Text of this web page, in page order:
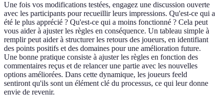
Une fois vos modifications testées, engagez une discussion ouverte
avec les participants pour recueillir leurs impressions. Qu'est-ce qui a
été le plus apprécié ? Qu'est-ce qui a moins fonctionné ? Cela peut
vous aider à ajuster les règles en conséquence. Un tableau simple à
remplir peut aider à structurer les retours des joueurs, en identifiant
des points positifs et des domaines pour une amélioration future.
Une bonne pratique consiste à ajuster les règles en fonction des
commentaires reçus et de relancer une partie avec les nouvelles
options améliorées. Dans cette dynamique, les joueurs feeld
sentiront qu'ils sont un élément clé du processus, ce qui leur donne
envie de revenir.